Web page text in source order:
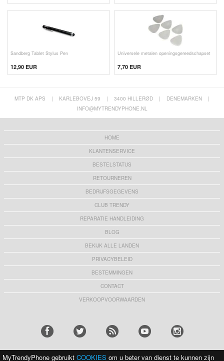
Sandberg Tablet Stylus Pen
12,90 EUR
Universele metalen openingsgereedschapset
7,70 EUR
MTP DK APS | KARLEBOVEJ 59 | 3400 HILLERØD | DENEMARKEN
|
INFO@MYTRENDYPHONE.NL
HOME
KLANTENSERVICE
BESTELSTATUS
RETOURNEREN
BEDRIJFSGEGEVENS
CLUB TRENDY
REPARATIE HANDLEIDING
BLOG
BEKIJK ALLE LANDEN
PRIVACYBELEID
BESTEMMINGEN
CONTACT
VERKOOPVOORWAARDEN
MyTrendyPhone gebruikt COOKIES om u beter van dienst te kunnen zijn